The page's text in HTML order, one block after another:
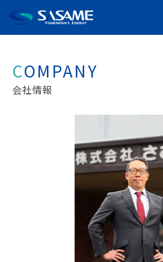
COMPANY
会社情報